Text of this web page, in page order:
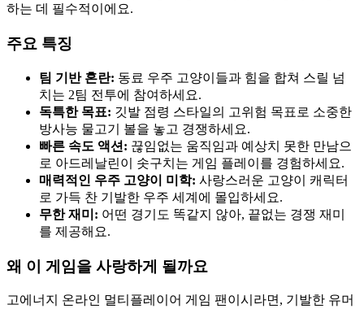
하는 데 필수적이에요.
주요 특징
팀 기반 혼란: 동료 우주 고양이들과 힘을 합쳐 스릴 넘
치는 2팀 전투에 참여하세요.
독특한 목표: 깃발 점령 스타일의 고위험 목표로 소중한
방사능 물고기 볼을 놓고 경쟁하세요.
빠른 속도 액션: 끊임없는 움직임과 예상치 못한 만남으
로 아드레날린이 솟구치는 게임 플레이를 경험하세요.
매력적인 우주 고양이 미학: 사랑스러운 고양이 캐릭터
로 가득 찬 기발한 우주 세계에 몰입하세요.
무한 재미: 어떤 경기도 똑같지 않아, 끝없는 경쟁 재미
를 제공해요.
왜 이 게임을 사랑하게 될까요
고에너지 온라인 멀티플레이어 게임 팬이시라면, 기발한 유머